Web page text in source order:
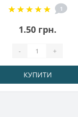
1
1.50 грн.
- +
КУПИТИ